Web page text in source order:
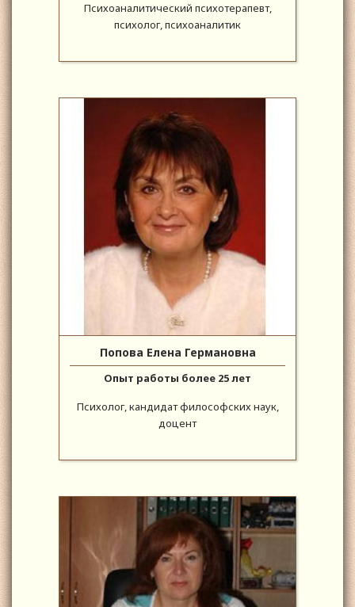
Психоаналитический психотерапевт,
психолог, психоаналитик
Попова Елена Германовна
Опыт работы более 25 лет
Психолог, кандидат философских наук,
доцент